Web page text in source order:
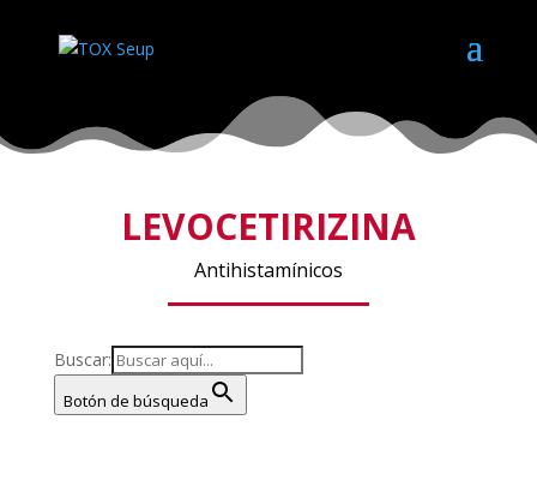
LEVOCETIRIZINA
Antihistamínicos
Buscar:
Botón de búsqueda